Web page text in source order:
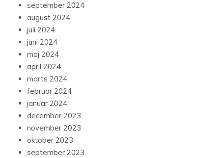
september 2024
august 2024
juli 2024
juni 2024
maj 2024
april 2024
marts 2024
februar 2024
januar 2024
december 2023
november 2023
oktober 2023
september 2023